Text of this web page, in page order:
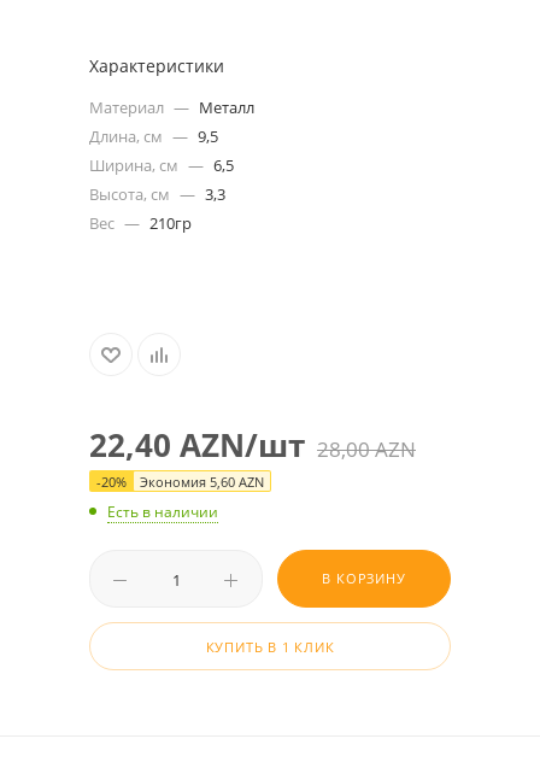
Характеристики
Материал — Металл
Длина, см — 9,5
Ширина, см — 6,5
Высота, см — 3,3
Вес — 210гр
22,40 AZN/шт 28,00AZN
-20% Экономия 5,60 AZN
Есть в наличии
В КОРЗИНУ
КУПИТЬ В 1 КЛИК